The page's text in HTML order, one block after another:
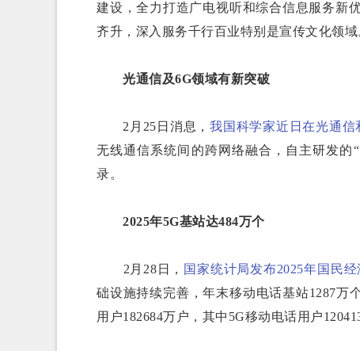
建设，全力打造广电视听和综合信息服务新
齐升，深入服务千行百业特别是宣传文化领域
光通信及6G领域有新突破
2月25日消息，我国科学家近日在光通信
无线通信系统间的跨网络融合，自主研发
录。
2025年5G基站达484万个
2月28日， 国家统计局发布2025年国民
础设施持续完善，年末移动电话基站1287万
用户182684万户，其中5G移动电话用户